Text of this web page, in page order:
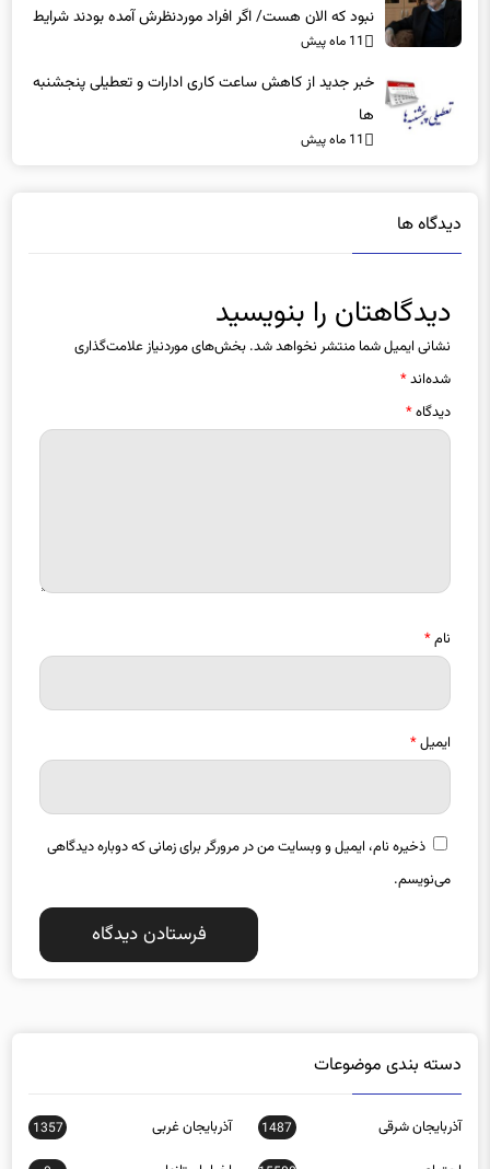
بهتر بود
خبر جدید از کاهش ساعت کاری ادارات و تعطیلی پنجشنبه
ها
11 ماه پیش
نشانی ایمیل شما منتشر نخواهد شد.بخش‌های موردنیاز علامت‌گذاری
شده‌اند*
دیدگاه*
ایمیل*
ذخیره نام، ایمیل و وبسایت من در مرورگر برای زمانی که دوباره دیدگاهی
می‌نویسم.
آذربایجان شرقی
اجتماعی 15588 اخبار استانها 0